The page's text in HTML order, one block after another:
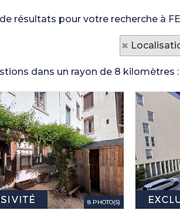
résultats pour votre recherche à
dans un rayon de 8 kilomètres :
8 PHOTO(S)